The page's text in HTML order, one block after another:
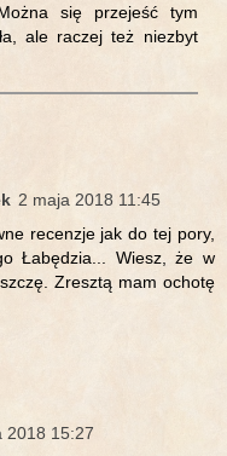
się przejeść tym
ale raczej też niezbyt
2 maja 2018 11:45
recenzje jak do tej pory,
Łabędzia... Wiesz, że w
Zresztą mam ochotę
2018 15:27